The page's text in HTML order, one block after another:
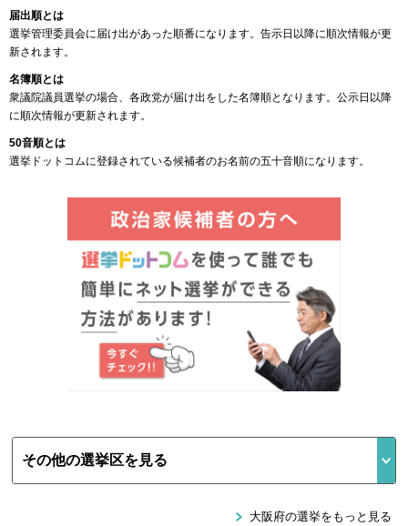
届出順とは
選挙管理委員会に届け出があった順番になります。告示日以降に順次情報が更
新されます。
名簿順とは
衆議院議員選挙の場合、各政党が届け出をした名簿順となります。公示日以降
に順次情報が更新されます。
50音順とは
選挙ドットコムに登録されている候補者のお名前の五十音順になります。
大阪府の選挙をもっと見る